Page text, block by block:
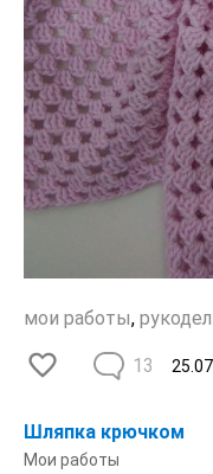
мои работы,
13
Шляпка крючком
Мои работы